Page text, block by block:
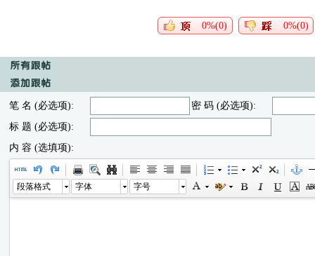
0%(0) 0%(0)
笔 名 (必选项):
密 码 (必选项):
标 题 (必选项):
内 容 (选填项):
段落格式 字体 字号